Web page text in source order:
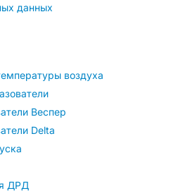
данных
воздуха
Веспер
Delta
ДРД